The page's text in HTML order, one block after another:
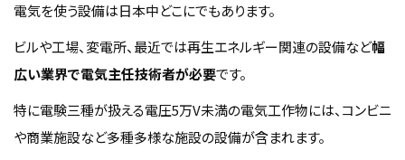
電気を使う設備は日本中どこにでもあります。
ビルや工場、変電所、最近では再生エネルギー関連の設備など幅
広い業界で電気主任技術者が必要です。
特に電験三種が扱える電圧5万V未満の電気工作物には、コンビニ
や商業施設など多種多様な施設の設備が含まれます。